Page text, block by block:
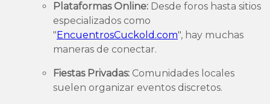
Plataformas Online: Desde foros hasta sitios
especializados como
"EncuentrosCuckold.com", hay muchas
maneras de conectar.
Fiestas Privadas: Comunidades locales
suelen organizar eventos discretos.